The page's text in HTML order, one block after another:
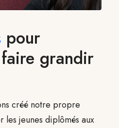
pour
grandir
créé notre propre
jeunes diplômés aux